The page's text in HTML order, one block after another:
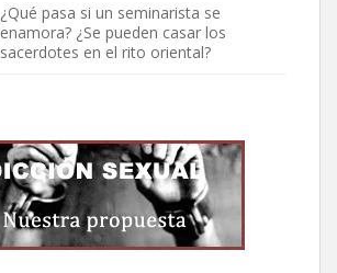
¿Qué pasa si un seminarista se
enamora? ¿Se pueden casar los
sacerdotes en el rito oriental?